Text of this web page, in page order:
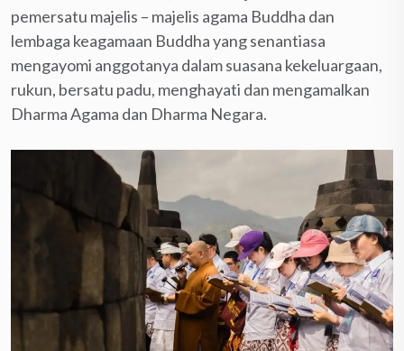
pemersatu majelis – majelis agama Buddha dan
lembaga keagamaan Buddha yang senantiasa
mengayomi anggotanya dalam suasana kekeluargaan,
rukun, bersatu padu, menghayati dan mengamalkan
Dharma Agama dan Dharma Negara.